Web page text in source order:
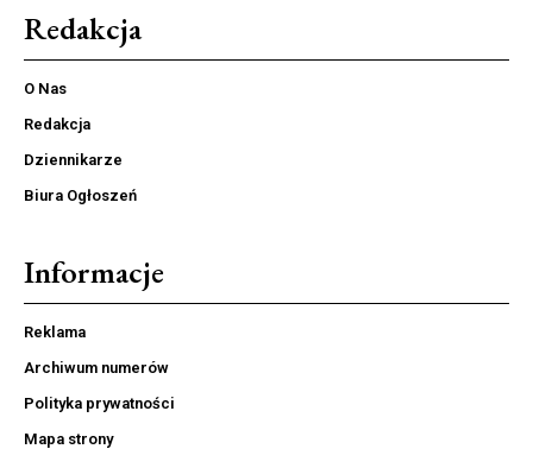
Redakcja
O Nas
Redakcja
Dziennikarze
Biura Ogłoszeń
Informacje
Reklama
Archiwum numerów
Polityka prywatności
Mapa strony